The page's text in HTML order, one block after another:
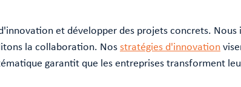
et développer des projets concrets. Nous
la collaboration. Nosstratégies d'innovation
garantit que les entreprises transforment